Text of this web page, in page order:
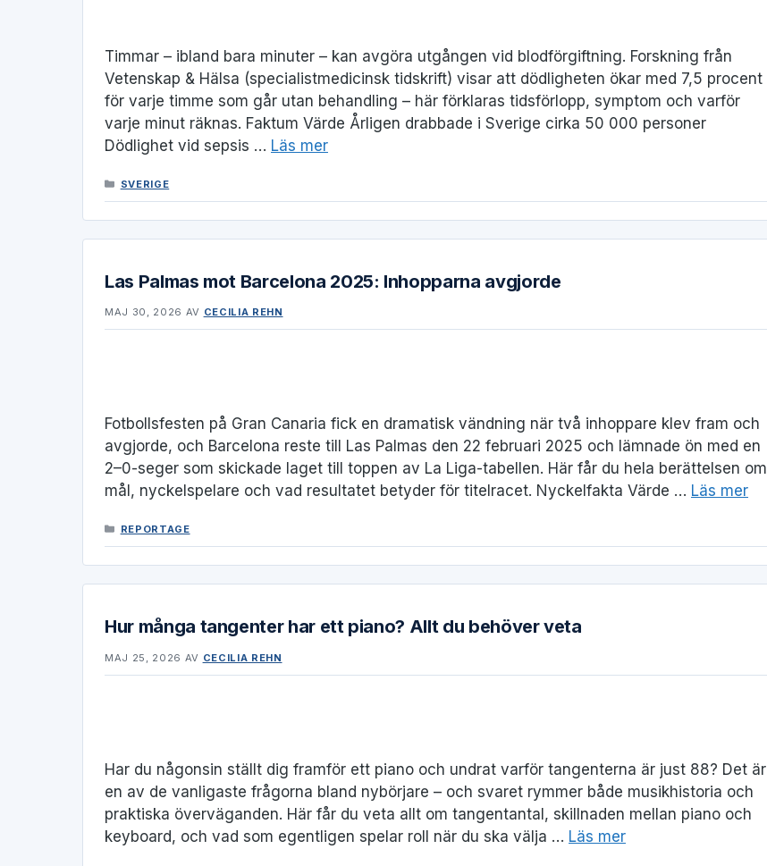
Timmar – ibland bara minuter – kan avgöra utgången vid blodförgiftning. Forskning från
Vetenskap & Hälsa (specialistmedicinsk tidskrift) visar att dödligheten ökar med 7,5 procent
för varje timme som går utan behandling – här förklaras tidsförlopp, symptom och varför
varje minut räknas. Faktum Värde Årligen drabbade i Sverige cirka 50 000 personer
Dödlighet vid sepsis … Läs mer
KATEGORIER
SVERIGE
Las Palmas mot Barcelona 2025: Inhopparna avgjorde
MAJ 30, 2026 AV CECILIA REHN
Fotbollsfesten på Gran Canaria fick en dramatisk vändning när två inhoppare klev fram och
avgjorde, och Barcelona reste till Las Palmas den 22 februari 2025 och lämnade ön med en
2–0-seger som skickade laget till toppen av La Liga-tabellen. Här får du hela berättelsen om
mål, nyckelspelare och vad resultatet betyder för titelracet. Nyckelfakta Värde … Läs mer
KATEGORIER
REPORTAGE
Hur många tangenter har ett piano? Allt du behöver veta
MAJ 25, 2026 AV CECILIA REHN
Har du någonsin ställt dig framför ett piano och undrat varför tangenterna är just 88? Det är
en av de vanligaste frågorna bland nybörjare – och svaret rymmer både musikhistoria och
praktiska överväganden. Här får du veta allt om tangentantal, skillnaden mellan piano och
keyboard, och vad som egentligen spelar roll när du ska välja … Läs mer